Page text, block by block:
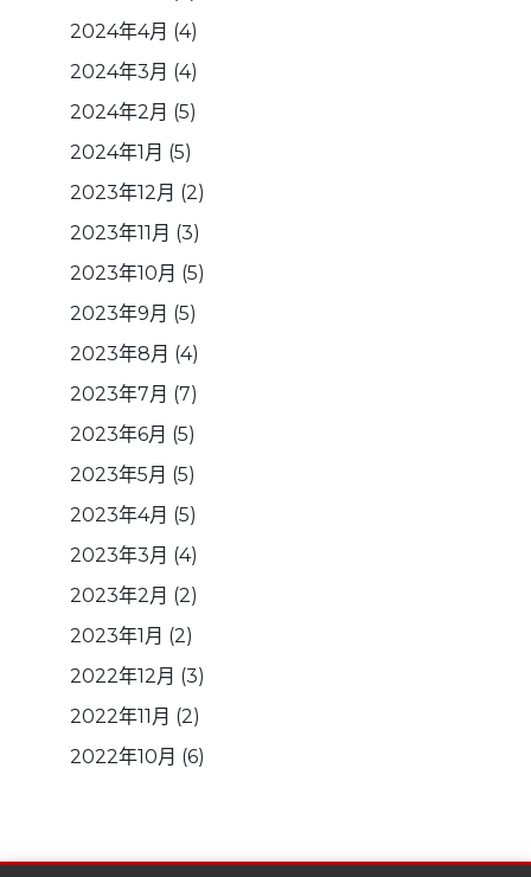
2024年4月 (4)
2024年3月 (4)
2024年2月 (5)
2024年1月 (5)
2023年12月 (2)
2023年11月 (3)
2023年10月 (5)
2023年9月 (5)
2023年8月 (4)
2023年7月 (7)
2023年6月 (5)
2023年5月 (5)
2023年4月 (5)
2023年3月 (4)
2023年2月 (2)
2023年1月 (2)
2022年12月 (3)
2022年11月 (2)
2022年10月 (6)